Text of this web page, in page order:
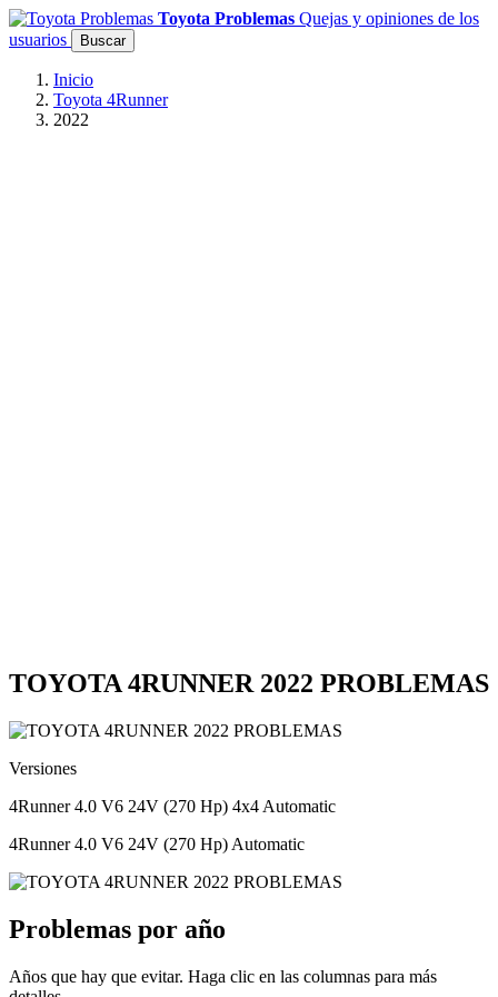
Toyota Problemas Quejas y opiniones de los
usuarios
Buscar
Inicio
Toyota 4Runner
2022
TOYOTA 4RUNNER 2022 PROBLEMAS
Versiones
4Runner 4.0 V6 24V (270 Hp) 4x4 Automatic
4Runner 4.0 V6 24V (270 Hp) Automatic
Problemas por año
Años que hay que evitar. Haga clic en las columnas para más